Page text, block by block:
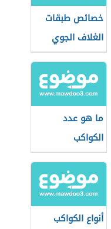
خصائص طبقات
الغلاف الجوي
ما هو عدد
الكواكب
أنواع الكواكب